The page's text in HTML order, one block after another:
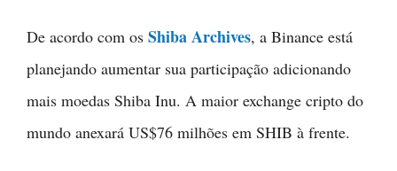
De acordo com os Shiba Archives, a Binance está
planejando aumentar sua participação adicionando
mais moedas Shiba Inu. A maior exchange cripto do
mundo anexará US$76 milhões em SHIB à frente.